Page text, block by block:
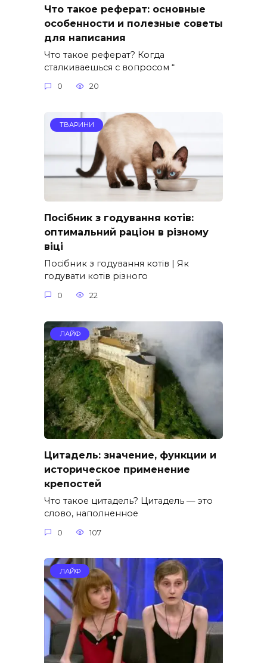
Что такое реферат: основные
особенности и полезные советы
для написания
Что такое реферат? Когда
сталкиваешься с вопросом “
0 20
ТВАРИНИ
Посібник з годування котів:
оптимальний раціон в різному
віці
Посібник з годування котів | Як
годувати котів різного
0 22
ЛАЙФ
Цитадель: значение, функции и
историческое применение
крепостей
Что такое цитадель? Цитадель — это
слово, наполненное
0 107
ЛАЙФ